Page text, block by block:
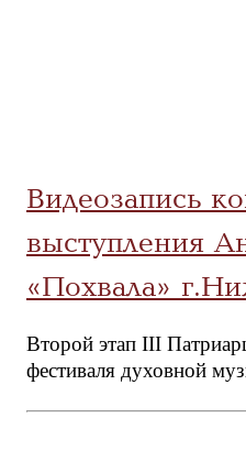
Видеозапись
выступления
«Похвала»
Второй этап III
фестиваля духовной